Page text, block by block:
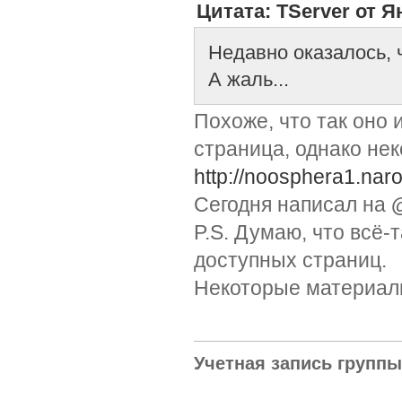
Цитата: TServer от
Недавно оказалось,
А жаль...
Похоже, что так оно
страница, однако
http://
Сегодня написал на
P.S. Думаю, что всё-
доступных страниц.
Некоторые
Учетная запись